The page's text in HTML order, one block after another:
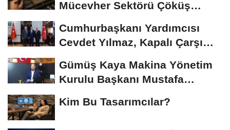
Mücevher Sektörü Çöküş
Cumhurbaşkanı Yardımcısı
Cevdet Yılmaz, Kapalı Çarşı
Gümüş Kaya Makina Yönetim
Kurulu Başkanı Mustafa
Kim Bu Tasarımcılar?